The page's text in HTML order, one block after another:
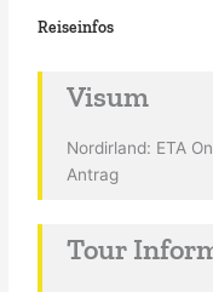
Reiseinfos
Visum
Nordirland: ETA
Antrag
Tour